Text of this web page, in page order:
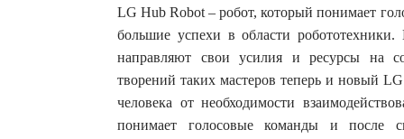
LG Hub Robot – робот, который понимает
большие успехи в области
направляют свои усилия и ресурсы на
творений таких мастеров теперь и новый
человека от необходимости
понимает голосовые команды и после